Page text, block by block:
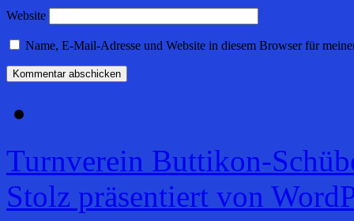
Website
Name, E-Mail-Adresse und Website in diesem Browser für
Turnverein Buttikon-
Stolz präsentiert von